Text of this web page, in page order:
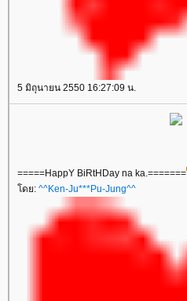
5 มิถุนายน 2550 16:27:09 น.
=====HappY BiRtHDay na ka.=======
ดย: ^^Ken-Ju***Pu-Jung^^